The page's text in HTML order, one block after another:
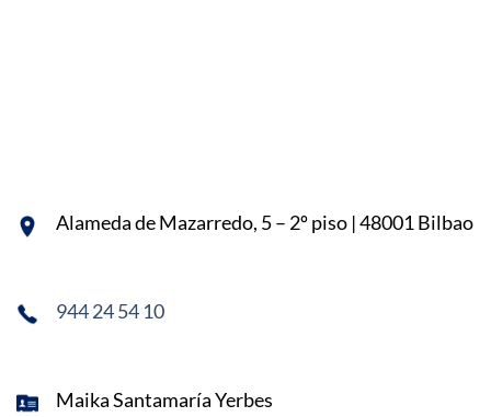
Alameda de Mazarredo, 5 – 2º piso | 48001 Bilbao
944 24 54 10
Maika Santamaría Yerbes